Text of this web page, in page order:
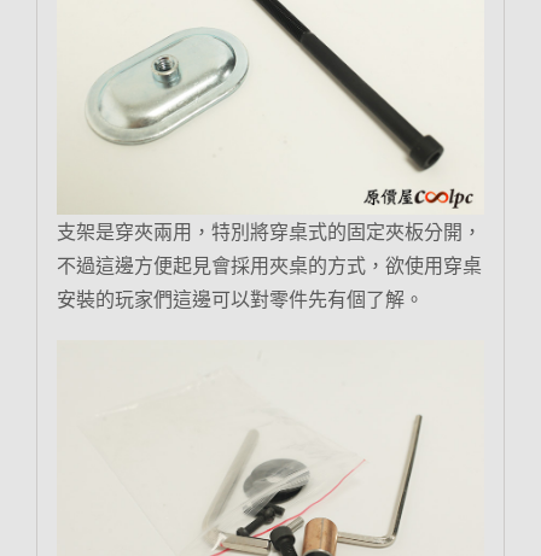
支架是穿夾兩用，特別將穿桌式的固定夾板分開，
不過這邊方便起見會採用夾桌的方式，欲使用穿桌
安裝的玩家們這邊可以對零件先有個了解。